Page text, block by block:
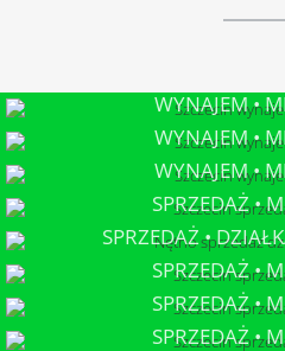
WYNAJEM •
WYNAJEM •
WYNAJEM •
SPRZEDAŻ •
SPRZEDAŻ •
SPRZEDAŻ •
SPRZEDAŻ •
SPRZEDAŻ •